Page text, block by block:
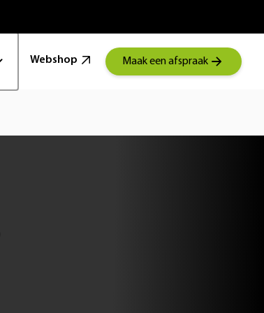
Webshop Maak een afspraak
100 Jaar Schoonenberg